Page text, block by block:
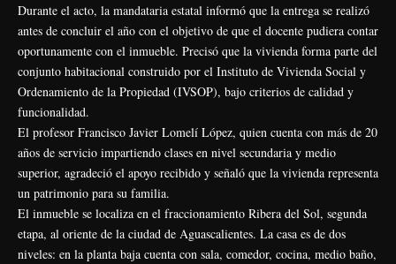
Durante el acto, la mandataria estatal informó que la entrega se realizó
antes de concluir el año con el objetivo de que el docente pudiera contar
oportunamente con el inmueble. Precisó que la vivienda forma parte del
conjunto habitacional construido por el Instituto de Vivienda Social y
Ordenamiento de la Propiedad (IVSOP), bajo criterios de calidad y
funcionalidad.
El profesor Francisco Javier Lomelí López, quien cuenta con más de 20
años de servicio impartiendo clases en nivel secundaria y medio
superior, agradeció el apoyo recibido y señaló que la vivienda representa
un patrimonio para su familia.
El inmueble se localiza en el fraccionamiento Ribera del Sol, segunda
etapa, al oriente de la ciudad de Aguascalientes. La casa es de dos
niveles: en la planta baja cuenta con sala, comedor, cocina, medio baño,